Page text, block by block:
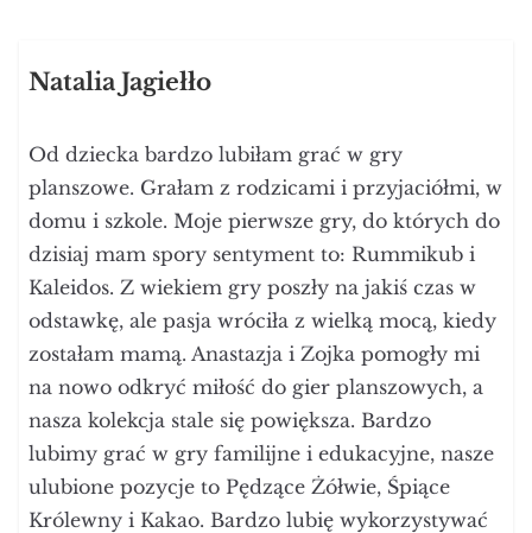
Natalia Jagiełło
Od dziecka bardzo lubiłam grać w gry
planszowe. Grałam z rodzicami i przyjaciółmi, w
domu i szkole. Moje pierwsze gry, do których do
dzisiaj mam spory sentyment to: Rummikub i
Kaleidos. Z wiekiem gry poszły na jakiś czas w
odstawkę, ale pasja wróciła z wielką mocą, kiedy
zostałam mamą. Anastazja i Zojka pomogły mi
na nowo odkryć miłość do gier planszowych, a
nasza kolekcja stale się powiększa. Bardzo
lubimy grać w gry familijne i edukacyjne, nasze
ulubione pozycje to Pędzące Żółwie, Śpiące
Królewny i Kakao. Bardzo lubię wykorzystywać